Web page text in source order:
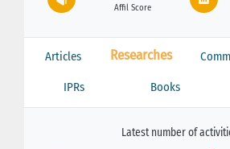
Affil Score
Articles Researches
IPRs Books
Latest number of